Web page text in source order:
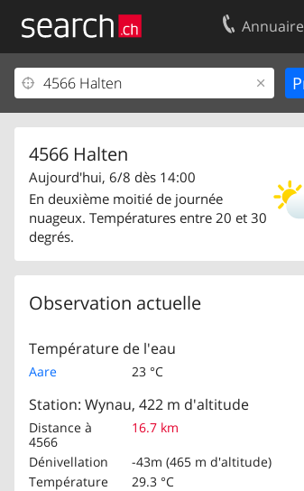
Annuaire
4566 Halten
Aujourd'hui, 6/8 dès 14:00
En deuxième moitié de journée
nuageux. Températures entre 20 et 30
degrés.
Observation actuelle
Température de l'eau
Aare 23 °C
Station: Wynau, 422 m d'altitude
Distance à
4566
16.7 km
Dénivellation
-43m (465 m d'altitude)
Température
29.3 °C
Votre inscription
Centre clients
Mentions Légales